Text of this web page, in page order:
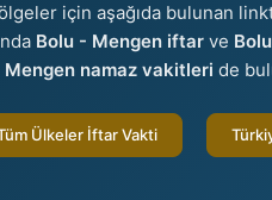
için aşağıda bulunan
Bolu - Mengen iftar ve
Mengen namaz vakitleri de
Ülkeler İftar Vakti